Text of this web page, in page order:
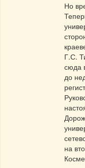
Но
Г.С.
сюда
до
на